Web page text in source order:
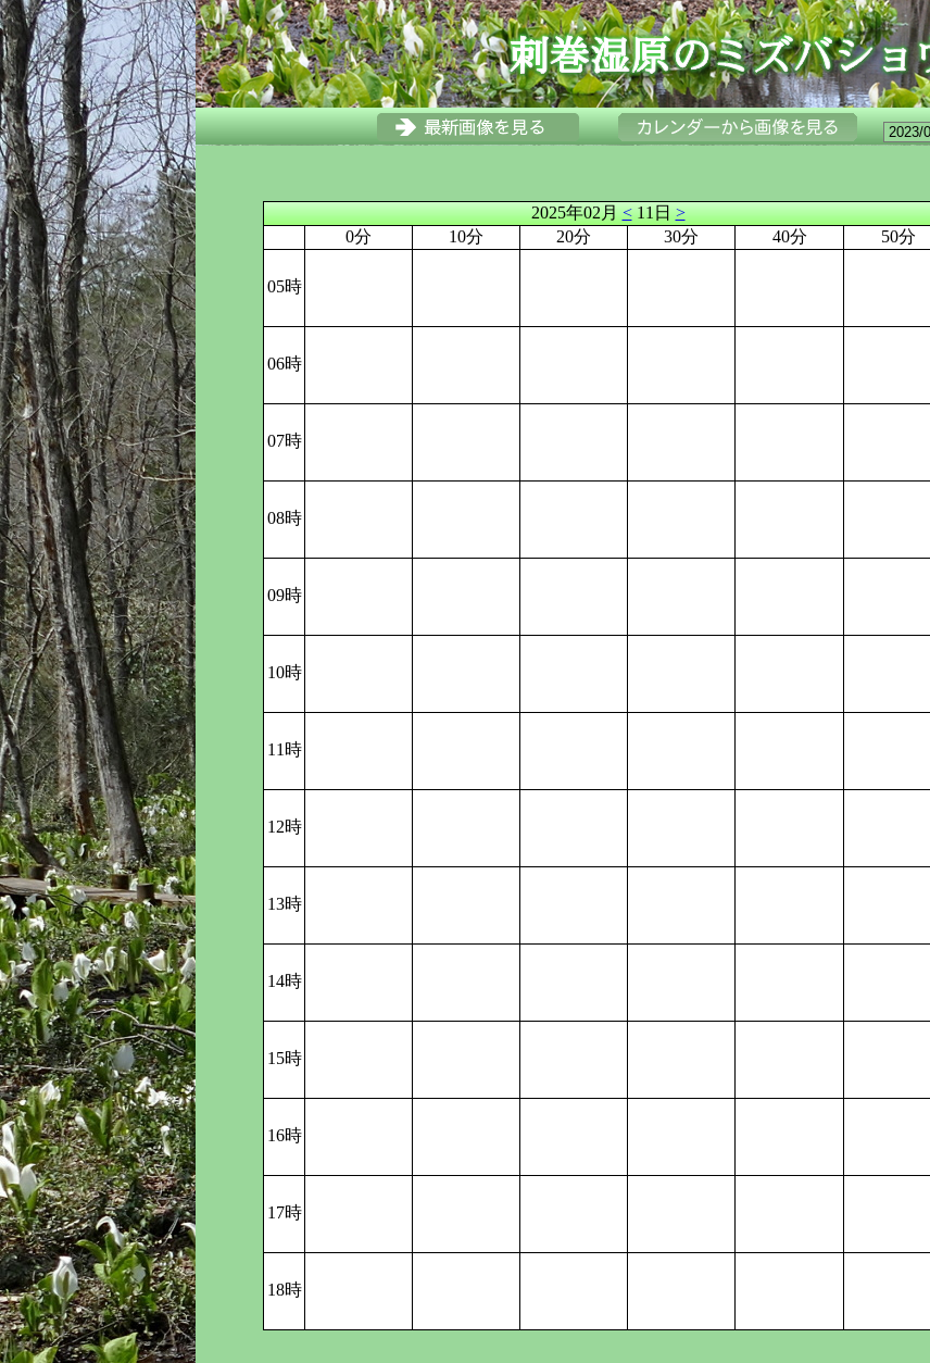
2025年02月<11日>
0分
10分 20分 30分 40分 50分
05時
06時
07時
08時
09時
10時
11時
12時
13時
14時
15時
16時
17時
18時